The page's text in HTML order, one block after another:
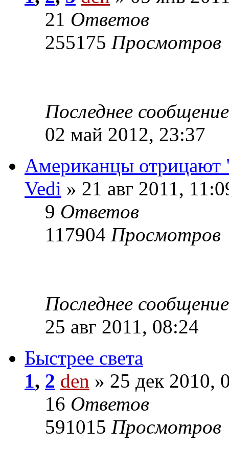
21 Ответов
255175 Просмотров
Последнее
02 май 2012, 23:37
Американцы
Vedi » 21 авг 2011,
9 Ответов
117904 Просмотров
Последнее
25 авг 2011, 08:24
Быстрее света
1, 2 den » 25 дек 2010,
16 Ответов
591015 Просмотров